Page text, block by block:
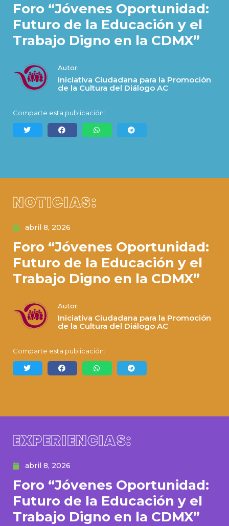
Foro “Jóvenes Oportunidad:
Futuro de la Educación y el
Trabajo Digno en la CDMX”
Autor:
Iniciativa Ciudadana para la Promoción
de la Cultura del Diálogo AC
Comparte esta publicación:
NOTICIAS:
abril 8, 2026
Foro “Jóvenes Oportunidad:
Futuro de la Educación y el
Trabajo Digno en la CDMX”
Autor:
Iniciativa Ciudadana para la Promoción
de la Cultura del Diálogo AC
Comparte esta publicación:
EXPERIENCIAS:
abril 8, 2026
Foro “Jóvenes Oportunidad:
Futuro de la Educación y el
Trabajo Digno en la CDMX”